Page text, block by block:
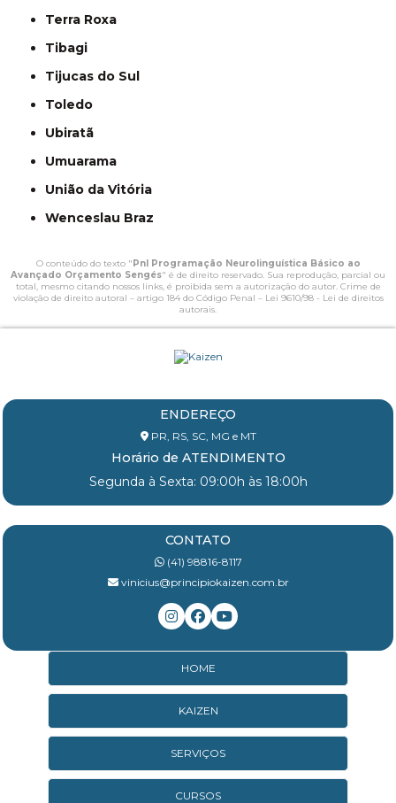
Terra Roxa
Tibagi
Tijucas do Sul
Toledo
Ubiratã
Umuarama
União da Vitória
Wenceslau Braz
O conteúdo do texto "Pnl Programação Neurolinguística Básico ao
Avançado Orçamento Sengés" é de direito reservado. Sua reprodução, parcial ou
total, mesmo citando nossos links, é proibida sem a autorização do autor. Crime de
violação de direito autoral – artigo 184 do Código Penal – Lei 9610/98 - Lei de direitos
autorais.
ENDEREÇO
PR, RS, SC, MG e MT
Horário de ATENDIMENTO
Segunda à Sexta: 09:00h às 18:00h
CONTATO
(41) 98816-8117
vinicius@principiokaizen.com.br
HOME
KAIZEN
SERVIÇOS
CURSOS